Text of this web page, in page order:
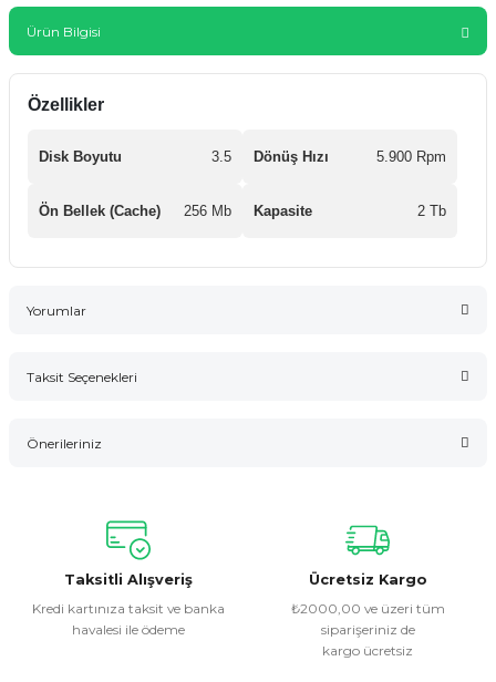
Ürün Bilgisi
Özellikler
Disk Boyutu 3.5 Dönüş Hızı 5.900 Rpm
Ön Bellek (Cache) 256 Mb Kapasite 2 Tb
Yorumlar
Taksit Seçenekleri
Önerileriniz
konularda yetersiz gördüğünüz noktaları öneri formunu
kullanarak tarafımıza iletebilirsiniz.
Görüş ve önerileriniz için teşekkür ederiz.
Ürün resmi kalitesiz, bozuk veya görüntülenemiyor.
Taksitli Alışveriş
Kredi kartınıza taksit ve banka
havalesi ile ödeme
Ücretsiz Kargo
₺2000,00 ve üzeri tüm
siparişeriniz de
kargo ücretsiz